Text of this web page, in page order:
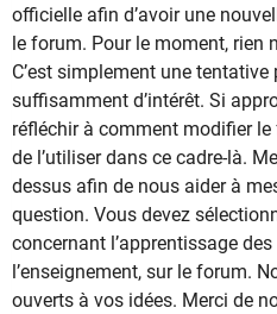
officielle afin d’avoir une
le forum. Pour le moment, rien
C’est simplement une tentative
suffisamment d’intérêt. Si
réfléchir à comment modifier
de l’utiliser dans ce cadre-là.
dessus afin de nous aider à
question. Vous devez
concernant l’apprentissage
l’enseignement, sur le forum.
ouverts à vos idées. Merci de